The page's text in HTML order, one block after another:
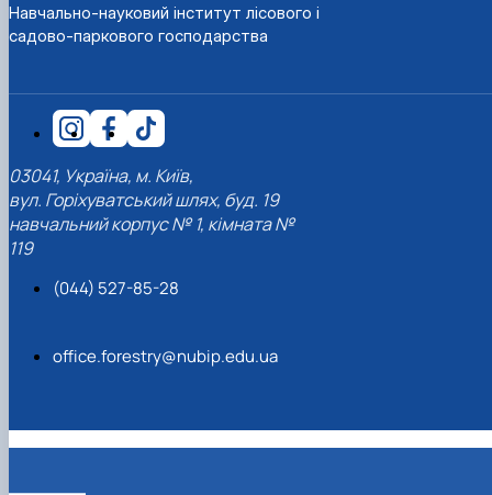
Навчально-науковий інститут лісового і
садово-паркового господарства
03041, Україна, м. Київ,
вул. Горіхуватський шлях, буд. 19
навчальний корпус № 1, кімната №
119
(044) 527-85-28
office.forestry@nubip.edu.ua